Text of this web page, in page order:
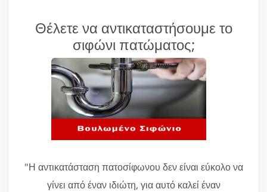
Θέλετε να αντικαταστήσουμε το
σιφώνι πατώματος;
"Η αντικατάσταση πατοσίφωνου δεν είναι εύκολο να
γίνει από έναν ιδιώτη, για αυτό καλεί έναν